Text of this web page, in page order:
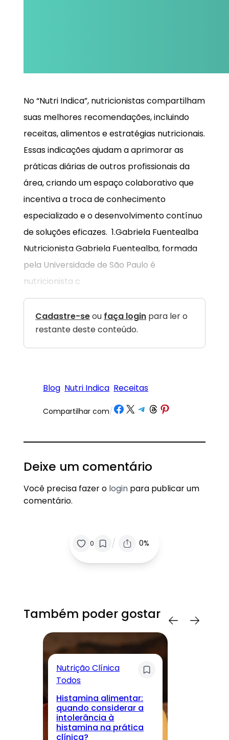
No “Nutri Indica”, nutricionistas compartilham
suas melhores recomendações, incluindo
receitas, alimentos e estratégias nutricionais.
Essas indicações ajudam a aprimorar as
práticas diárias de outros profissionais da
área, criando um espaço colaborativo que
incentiva a troca de conhecimento
especializado e o desenvolvimento contínuo
de soluções eficazes. 1.Gabriela Fuentealba
Nutricionista Gabriela Fuentealba, formada
pela Universidade de São Paulo é
nutricionista c
Cadastre-seou faça login para ler o
restante deste conteúdo.
Blog Nutri Indica Receitas
Compartilhar com/ Share on Facebook
Share on X Share on Telegram
Share on Threads
Share on Pinterest
Deixe um comentário
Você precisa fazer o login para publicar um
comentário.
0 / 0%
Também poder gostar
Nutrição Clínica
Todos
Histamina alimentar:
quando considerar a
intolerância à
histamina na prática
clínica?